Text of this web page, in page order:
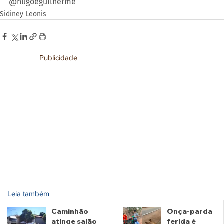
@hugoeguilherme
Sidiney Leonis
Publicidade
Leia também
Caminhão
atinge salão
Onça-parda
ferida é